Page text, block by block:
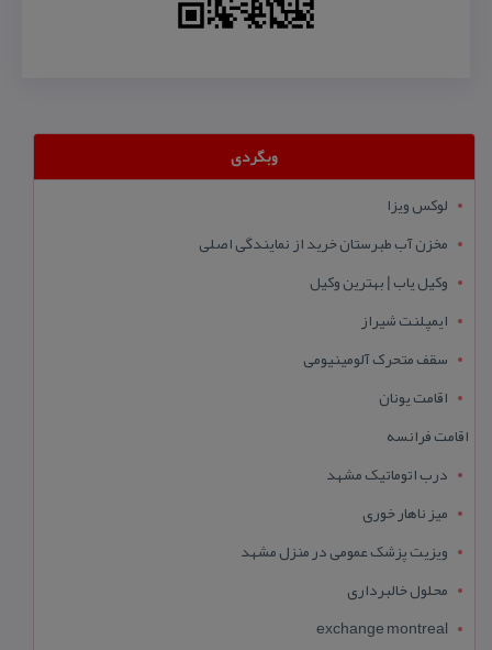
وبگردی
لوکس ویزا
مخزن آب طبرستان خرید از نمایندگی اصلی
وکیل یاب | بهترین وکیل
ایمپلنت شیراز
سقف متحرک آلومینیومی
اقامت یونان
اقامت فرانسه
درب اتوماتیک مشهد
میز ناهار خوری
ویزیت پزشک عمومی در منزل مشهد
محلول خالبرداری
exchange montreal